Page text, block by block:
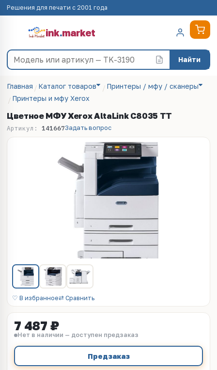
Решения для печати с 2001 года
ink.market
Найти
Главная Каталог товаров
Принтеры / мфу / сканеры
Принтеры и мфу Xerox
Цветное МФУ Xerox AltaLink C8035 TT
Артикул: 141667Задать вопрос
♡ В избранное⇄ Сравнить
7 487 ₽
Нет в наличии — доступен предзаказ
Предзаказ